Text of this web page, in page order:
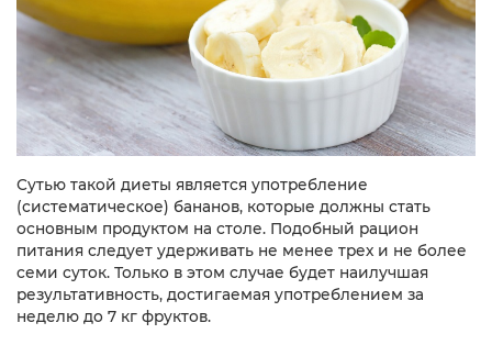
Сутью такой диеты является употребление
(систематическое) бананов, которые должны стать
основным продуктом на столе. Подобный рацион
питания следует удерживать не менее трех и не более
семи суток. Только в этом случае будет наилучшая
результативность, достигаемая употреблением за
неделю до 7 кг фруктов.